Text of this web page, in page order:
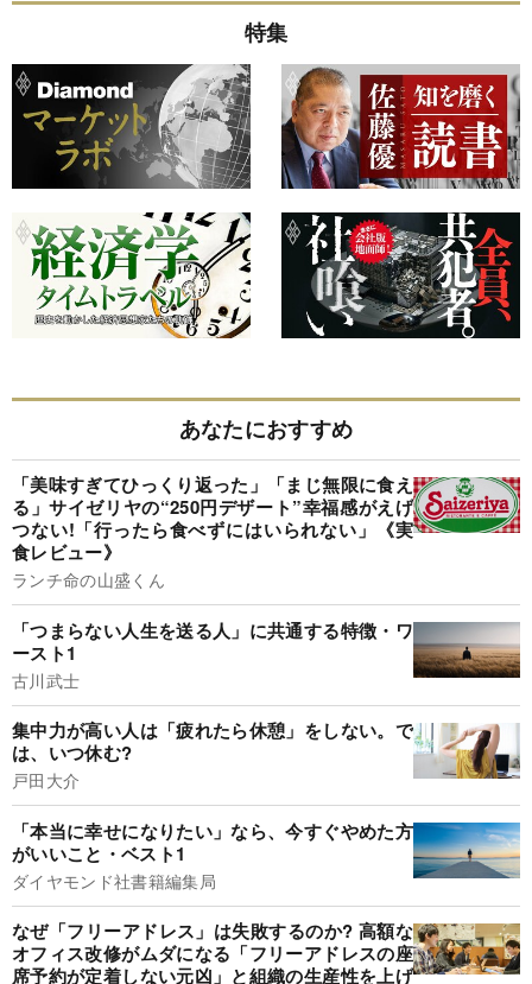
特集
あなたにおすすめ
「美味すぎてひっくり返った」「まじ無限に食え
る」サイゼリヤの“250円デザート”幸福感がえげ
つない!「行ったら食べずにはいられない」《実
食レビュー》
ランチ命の山盛くん
「つまらない人生を送る人」に共通する特徴・ワ
ースト1
古川武士
集中力が高い人は「疲れたら休憩」をしない。で
は、いつ休む?
戸田大介
「本当に幸せになりたい」なら、今すぐやめた方
がいいこと・ベスト1
ダイヤモンド社書籍編集局
なぜ「フリーアドレス」は失敗するのか? 高額な
オフィス改修がムダになる「フリーアドレスの座
席予約が定着しない元凶」と組織の生産性を上げ